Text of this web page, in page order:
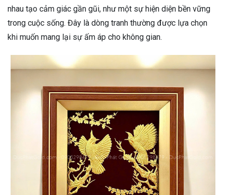
nhau tạo cảm giác gần gũi, như một sự hiện diện bền vững
trong cuộc sống. Đây là dòng tranh thường được lựa chọn
khi muốn mang lại sự ấm áp cho không gian.